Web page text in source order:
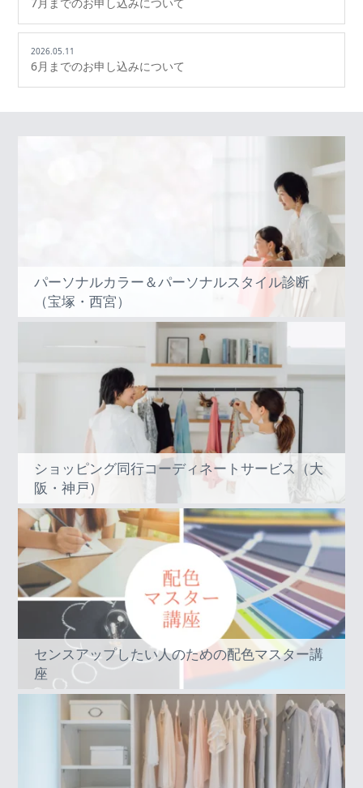
2026.05.11
6月までのお申し込みについて
パーソナルカラー＆パーソナルスタイル診断
（宝塚・西宮）
ショッピング同行コーディネートサービス（大
阪・神戸）
センスアップしたい人のための配色マスター講
座